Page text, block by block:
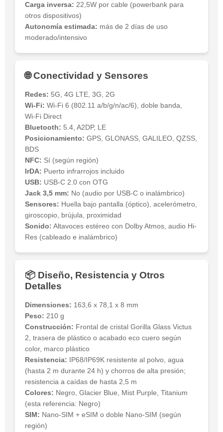
Carga inversa: 22,5W por cable (powerbank para
otros dispositivos)
Autonomía estimada: más de 2 días de uso
moderado/intensivo
🌐 Conectividad y Sensores
Redes: 5G, 4G LTE, 3G, 2G
Wi‑Fi: Wi‑Fi 6 (802.11 a/b/g/n/ac/6), doble banda,
Wi‑Fi Direct
Bluetooth: 5.4, A2DP, LE
Posicionamiento: GPS, GLONASS, GALILEO, QZSS,
BDS
NFC: Sí (según región)
IrDA: Puerto infrarrojos incluido
USB: USB-C 2.0 con OTG
Jack 3,5 mm: No (audio por USB-C o inalámbrico)
Sensores: Huella bajo pantalla (óptico), acelerómetro,
giroscopio, brújula, proximidad
Sonido: Altavoces estéreo con Dolby Atmos, audio Hi-
Res (cableado e inalámbrico)
📦 Diseño, Resistencia y Otros
Detalles
Dimensiones: 163,6 x 78,1 x 8 mm
Peso: 210 g
Construcción: Frontal de cristal Gorilla Glass Victus
2, trasera de plástico o acabado eco cuero según
color, marco plástico
Resistencia: IP68/IP69K resistente al polvo, agua
(hasta 2 m durante 24 h) y chorros de alta presión;
resistencia a caídas de hasta 2,5 m
Colores: Negro, Glacier Blue, Mist Purple, Titanium
(esta referencia: Negro)
SIM: Nano-SIM + eSIM o doble Nano-SIM (según
región)